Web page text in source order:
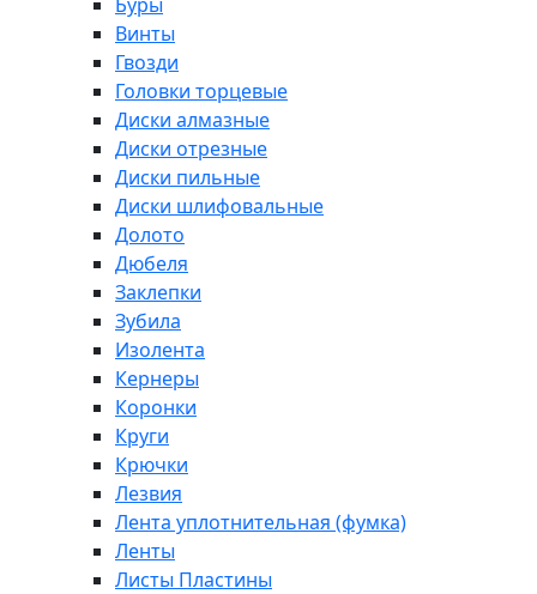
Винты
Гвозди
Головки торцевые
Диски алмазные
Диски отрезные
Диски пильные
Диски шлифовальные
Долото
Дюбеля
Заклепки
Зубила
Изолента
Кернеры
Коронки
Круги
Крючки
Лезвия
Лента уплотнительная (фумка)
Ленты
Листы Пластины